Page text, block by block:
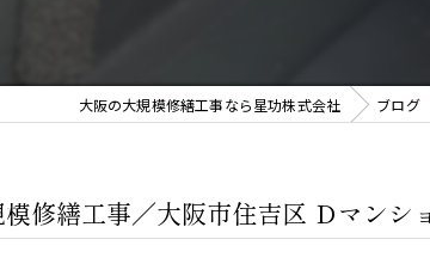
大阪の大規模修繕工事なら星功株式会社 ブログ
修繕工事／大阪市住吉区 Ｄマンシ